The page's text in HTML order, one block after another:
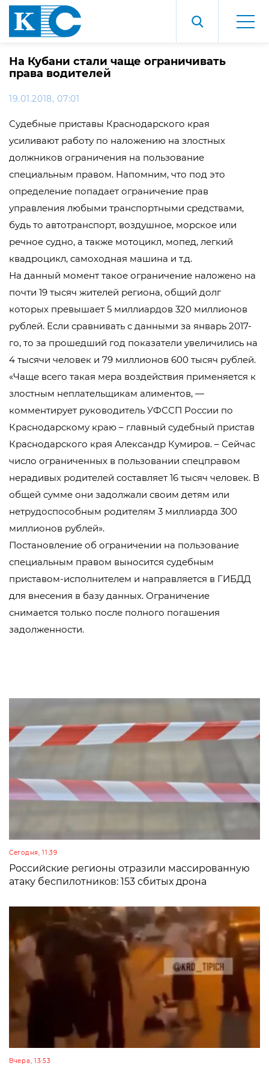
На Кубани стали чаще ограничивать
права водителей
19.01.2018, 07:01
Судебные приставы Краснодарского края
усиливают работу по наложению на злостных
должников ограничения на пользование
специальным правом. Напомним, что под это
определение попадает ограничение прав
управления любыми транспортными средствами,
будь то автотранспорт, воздушное, морское или
речное судно, а также мотоцикл, мопед, легкий
квадроцикл, самоходная машина и т.д.
На данный момент такое ограничение наложено на
почти 19 тысяч жителей региона, общий долг
которых превышает 5 миллиардов 320 миллионов
рублей. Если сравнивать с данными за январь 2017-
го, то за прошедший год показатели увеличились на
4 тысячи человек и 79 миллионов 600 тысяч рублей.
«Чаще всего такая мера воздействия применяется к
злостным неплательщикам алиментов, —
комментирует руководитель УФССП России по
Краснодарскому краю – главный судебный пристав
Краснодарского края Александр Кумиров. – Сейчас
число ограниченных в пользовании спецправом
нерадивых родителей составляет 16 тысяч человек. В
общей сумме они задолжали своим детям или
нетрудоспособным родителям 3 миллиарда 300
миллионов рублей».
Постановление об ограничении на пользование
специальным правом выносится судебным
приставом-исполнителем и направляется в ГИБДД
для внесения в базу данных. Ограничение
снимается только после полного погашения
задолженности.
Сегодня, 11:39
Российские регионы отразили массированную
атаку беспилотников: 153 сбитых дрона
Вчера, 13:53